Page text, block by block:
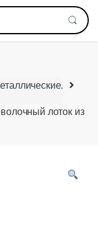
лоток из